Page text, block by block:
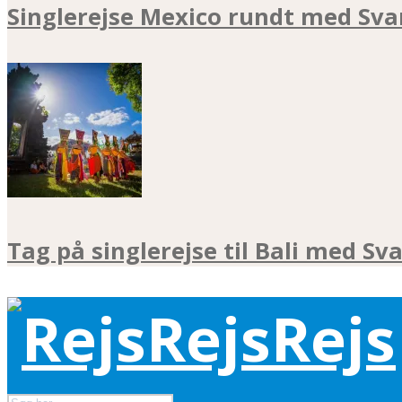
Singlerejse Mexico rundt med
Tag på singlerejse til Bali med